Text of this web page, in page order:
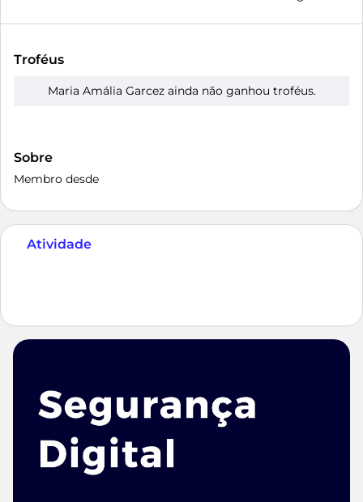
Troféus
Maria Amália Garcez ainda não ganhou troféus.
Sobre
Membro desde
Atividade